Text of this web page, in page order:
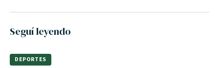
Seguí leyendo
DEPORTES